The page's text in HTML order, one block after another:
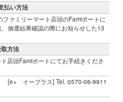
払い方法
ァミリーマート店頭のFamiポートに
抽選結果確認の際にお知らせした13
方法
店頭Famiポートにてお手続きくださ
[e+ イープラス] Tel. 0570-06-9911